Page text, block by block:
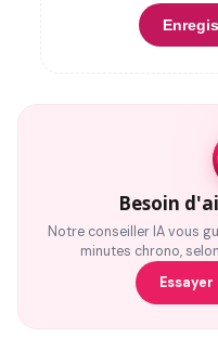
Besoin
Notre conseiller IA vous
minutes chrono,